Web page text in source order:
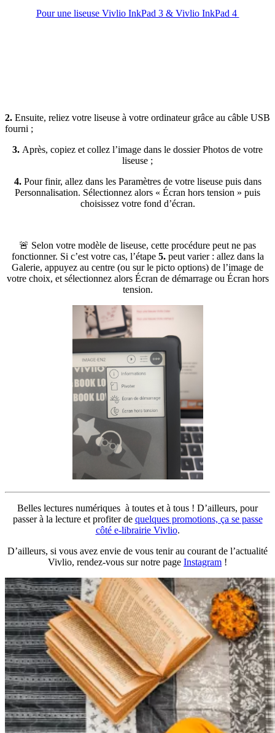
Pour une liseuse Vivlio InkPad 3 & Vivlio InkPad 4
2. Ensuite, reliez votre liseuse à votre ordinateur grâce au câble USB
fourni ;
3. Après, copiez et collez l’image dans le dossier Photos de votre
liseuse ;
4.Pour finir, allez dans les Paramètres de votre liseuse puis dans
Personnalisation. Sélectionnez alors « Écran hors tension » puis
choisissez votre fond d’écran.
🚨 Selon votre modèle de liseuse, cette procédure peut ne pas
fonctionner. Si c’est votre cas, l’étape 5.peut varier : allez dans la
Galerie, appuyez au centre (ou sur le picto options) de l’image de
votre choix, et sélectionnez alors Écran de démarrage ou Écran hors
tension.
Belles lectures numériques à toutes et à tous ! D’ailleurs, pour
passer à la lecture et profiter de quelques promotions, ça se passe
côté e-librairie Vivlio.
D’ailleurs, si vous avez envie de vous tenir au courant de l’actualité
Vivlio, rendez-vous sur notre page Instagram !